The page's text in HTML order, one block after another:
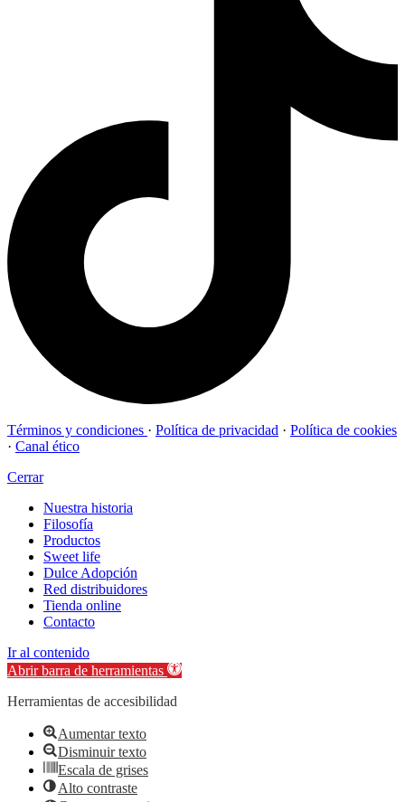
Términos y condiciones · Política de privacidad · Política de cookies
· Canal ético
Cerrar
Nuestra historia
Filosofía
Productos
Sweet life
Dulce Adopción
Red distribuidores
Tienda online
Contacto
Ir al contenido
Abrir barra de herramientas
Herramientas de accesibilidad
Aumentar texto
Disminuir texto
Escala de grises
Alto contraste